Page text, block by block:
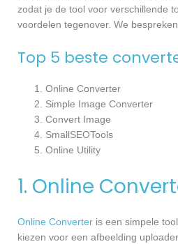
zodat je de tool voor verschillende
voordelen tegenover. We
Top 5 beste
Online Converter
Simple Image Converter
Convert Image
SmallSEOTools
Online Utility
1. Online
Online Converter is een simpele
kiezen voor een afbeelding